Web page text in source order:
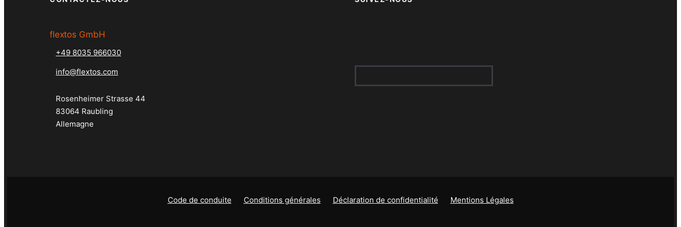
flextos GmbH
+49 8035 966030
info@flextos.com
Rosenheimer Strasse 44
83064 Raubling
Allemagne
Code de conduite Conditions générales Déclaration de confidentialité Mentions Légales